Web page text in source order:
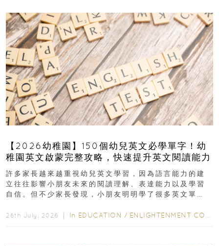
【2026幼稚園】150個幼兒英文必學單字！幼
稚園英文啟蒙完整攻略，快速提升英文閱讀能力
許多家長越來越重視幼兒英文學習，因為語言能力的建
立往往影響小朋友未來的閱讀理解、表達能力以及學習
自信。但不少家長發現，小朋友明明學了很多英文單
26th July, 2026 ｜ In EDUCATION / ENLIGHTENMENT CORNER